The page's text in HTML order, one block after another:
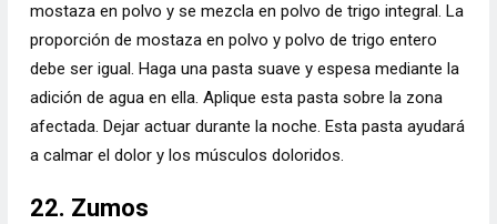
mostaza en polvo y se mezcla en polvo de trigo integral. La
proporción de mostaza en polvo y polvo de trigo entero
debe ser igual. Haga una pasta suave y espesa mediante la
adición de agua en ella. Aplique esta pasta sobre la zona
afectada. Dejar actuar durante la noche. Esta pasta ayudará
a calmar el dolor y los músculos doloridos.
22. Zumos